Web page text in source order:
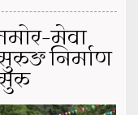
निर्माण